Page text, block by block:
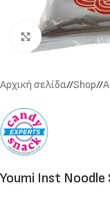
Click to enlarge
Αρχική σελίδα/ Shop/
Youmi Inst Noodle